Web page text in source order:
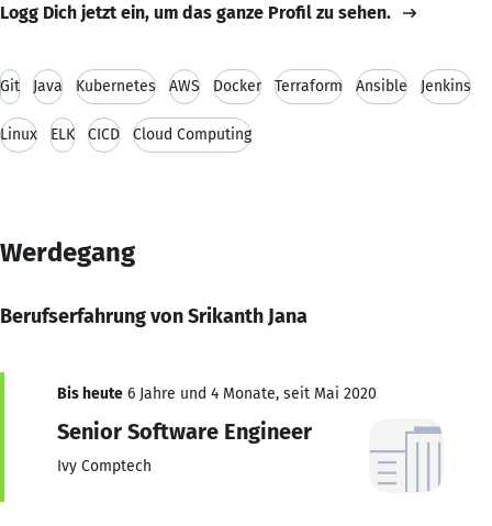
Logg Dich jetzt ein, um das ganze Profil zu sehen.
Git Java Kubernetes AWS Docker Terraform Ansible Jenkins
Linux ELK CICD Cloud Computing
Werdegang
Berufserfahrung von Srikanth Jana
Bis heute 6 Jahre und 4 Monate, seit Mai 2020
Senior Software Engineer
Ivy Comptech